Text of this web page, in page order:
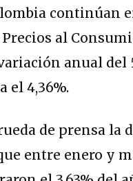
continúan
al
anual del
el 4,36%.
de prensa la
entre enero y